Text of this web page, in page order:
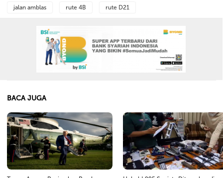
jalan amblas rute 4B rute D21
BACA JUGA